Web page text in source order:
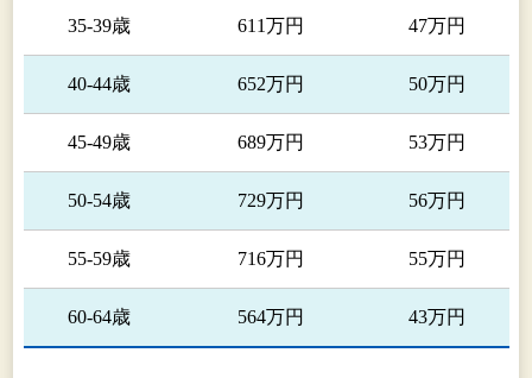
35-39歳 611万円 47万円
40-44歳 652万円 50万円
45-49歳 689万円 53万円
50-54歳 729万円 56万円
55-59歳 716万円 55万円
60-64歳 564万円 43万円